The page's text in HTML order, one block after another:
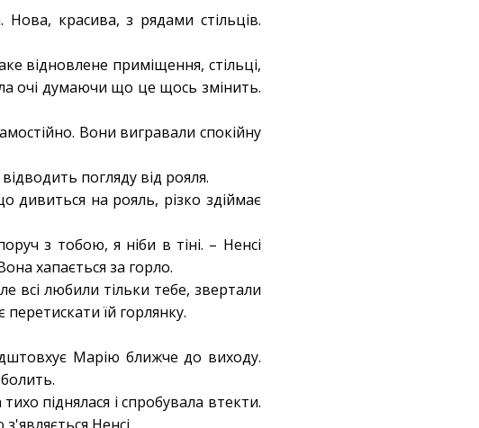
красива, з рядами стільців.
відновлене приміщення, стільці,
очі думаючи що це щось змінить.
Вони вигравали спокійну
погляду від рояля.
дивиться на рояль, різко здіймає
з тобою, я ніби в тіні. – Ненсі
хапається за горло.
всі любили тільки тебе, звертали
перетискати їй горлянку.
Марію ближче до виходу.
піднялася і спробувала втекти.